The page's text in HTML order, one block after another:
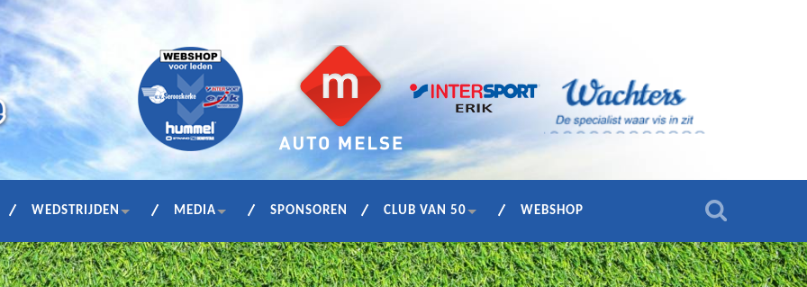
WEDSTRIJDEN MEDIA SPONSOREN CLUB VAN 50 WEBSHOP